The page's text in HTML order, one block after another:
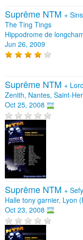
Suprême NTM +
The Ting Tings
Hippodrome de
Jun 26, 2009
Suprême NTM +
Zenith, Nantes, Saint-
Oct 25, 2008
Suprême NTM +
Halle tony garnier, Lyon
Oct 23, 2008